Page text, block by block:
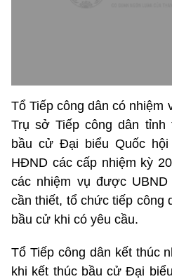
Tổ Tiếp công dân có nhiệm
Trụ sở Tiếp công dân
bầu cử Đại biểu Quốc
HĐND các cấp nhiệm kỳ
các nhiệm vụ được
cần thiết, tổ chức tiếp công
bầu cử khi có yêu cầu.
Tổ Tiếp công dân kết thúc
khi kết thúc bầu cử Đại